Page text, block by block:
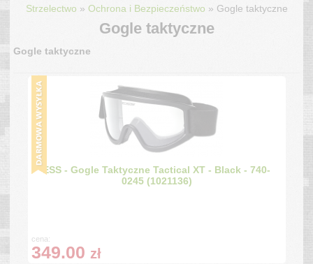
Strzelectwo » Ochrona i Bezpieczeństwo » Gogle taktyczne
Gogle taktyczne
Gogle taktyczne
ESS - Gogle Taktyczne Tactical XT - Black - 740-
0245 (1021136)
cena:
349.00 zł